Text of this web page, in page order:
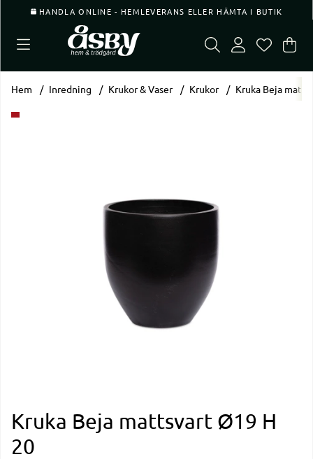
HANDLA ONLINE - HEMLEVERANS ELLER HÄMTA I BUTIK
.
Hem Inredning Krukor & Vaser Krukor Kruka Beja
Produktbilder Kruka Beja mattsvart Ø19 H 20
Kruka Beja mattsvart Ø19 H
20